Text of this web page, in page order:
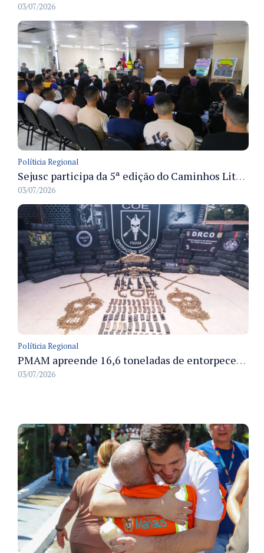
03/07/2026
Políticia Regional
Sejusc participa da 5ª edição do Caminhos Literários com foco na cultura hip-hop nas unidades socioeducativas
03/07/2026
Políticia Regional
PMAM apreende 16,6 toneladas de entorpecentes e registra aumento nas prisões em flagrante e nas capturas de foragidos no primeiro semestre de 2026
03/07/2026